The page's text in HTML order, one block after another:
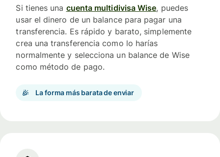
Si tienes una cuenta multidivisa Wise, puedes
usar el dinero de un balance para pagar una
transferencia. Es rápido y barato, simplemente
crea una transferencia como lo harías
normalmente y selecciona un balance de Wise
como método de pago.
La forma más barata de enviar